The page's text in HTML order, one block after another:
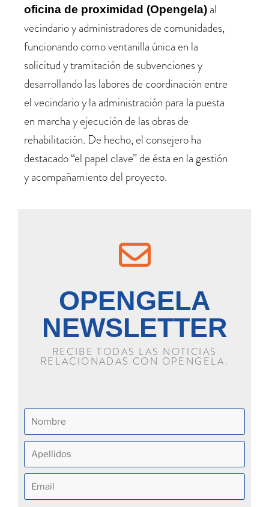
oficina de proximidad (Opengela)al
vecindario y administradores de comunidades,
funcionando como ventanilla única en la
solicitud y tramitación de subvenciones y
desarrollando las labores de coordinación entre
el vecindario y la administración para la puesta
en marcha y ejecución de las obras de
rehabilitación. De hecho,el consejero ha
destacado “el papel clave” de ésta en la gestión
y acompañamiento del proyecto.
OPENGELA
NEWSLETTER
RECIBE TODAS LAS NOTICIAS
RELACIONADAS CON OPENGELA.